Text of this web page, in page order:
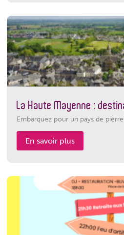
La Haute Mayenne :
Embarquez pour un pays de
En savoir plus